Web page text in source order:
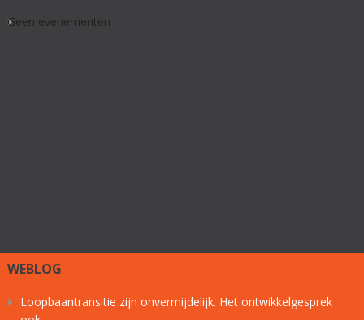
Geen evenementen
WEBLOG
Loopbaantransitie zijn onvermijdelijk. Het ontwikkelgesprek